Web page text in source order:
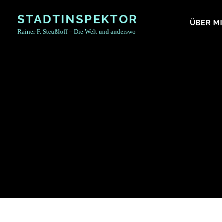
content
STADTINSPEKTOR
Rainer F. Steußloff – Die Welt und anderswo
ÜBER